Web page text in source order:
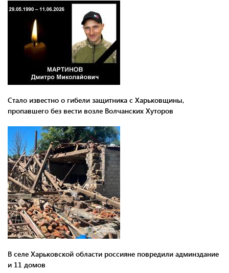
Стало известно о гибели защитника с Харьковщины,
пропавшего без вести возле Волчанских Хуторов
В селе Харьковской области россияне повредили админздание
и 11 домов